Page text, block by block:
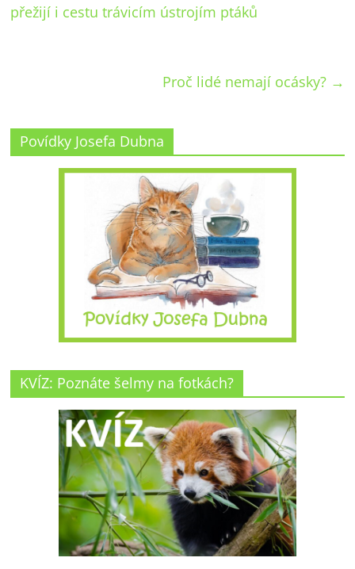
přežijí i cestu trávicím ústrojím ptáků
Proč lidé nemají ocásky? →
Povídky Josefa Dubna
KVÍZ: Poznáte šelmy na fotkách?